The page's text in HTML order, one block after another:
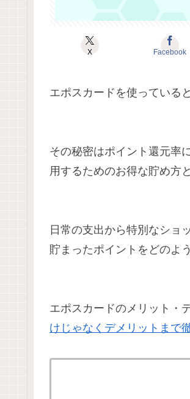
X Facebook
エポスカードを使っている
その秘密はポイント還元率
用するためのお得な貯め方
日常の支出から特別なショ
貯まったポイントをどのよ
エポスカードのメリット・
けじゃなくデメリットまで